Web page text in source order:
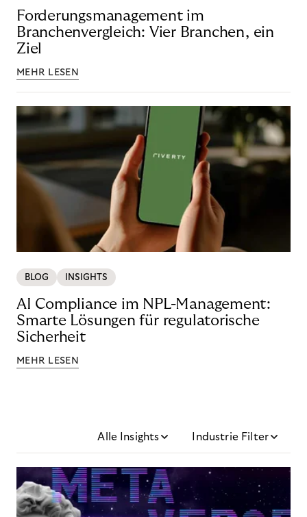
Forderungsmanagement im
Branchenvergleich: Vier Branchen, ein
Ziel
MEHR LESEN
BLOG INSIGHTS
AI Compliance im NPL-Management:
Smarte Lösungen für regulatorische
Sicherheit
MEHR LESEN
Alle Insights Industrie Filter